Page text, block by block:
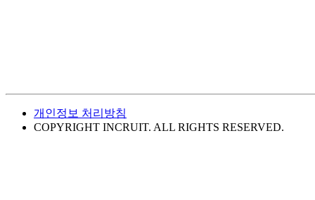
개인정보 처리방침
COPYRIGHT INCRUIT. ALL RIGHTS RESERVED.